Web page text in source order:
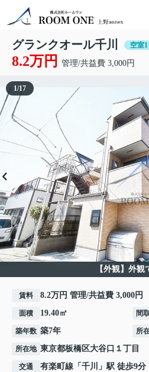
グランクオール千川 空室1
8.2万円 管理/共益費 3,000円
【外観】外観
1/17
賃料 8.2万円 管理/共益費 3,000円
面積 19.40㎡ 間
築年数 築7年 所
所在地 東京都板橋区大谷口 １丁目
交通 有楽町線 「 千川
」駅 徒歩9分